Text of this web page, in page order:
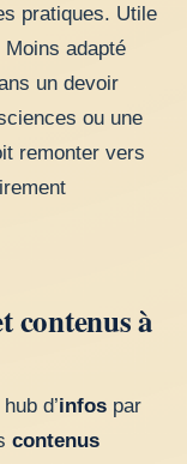
pratiques. Utile
adapté
un devoir
ou une
remonter vers
contenus à
d’infos par
contenus